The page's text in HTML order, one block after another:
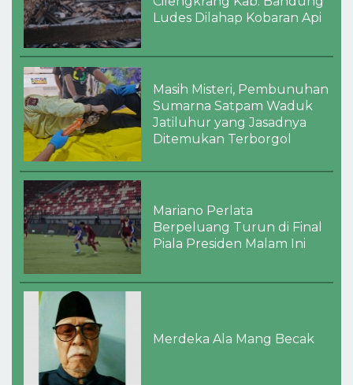
Ludes Dilahap Kobaran Api
Masih Misteri, Pembunuhan
Sumarna Satpam Waduk
Jatiluhur yang Jasadnya
Ditemukan Terborgol
Mariano Perlata
Berpeluang Turun di Final
Piala Presiden Malam Ini
Merdeka Ala Mang Becak